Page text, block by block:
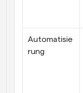
Automatisie
rung